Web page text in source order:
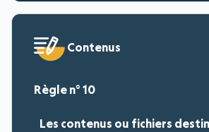
Contenus
10
Les contenus ou fichiers